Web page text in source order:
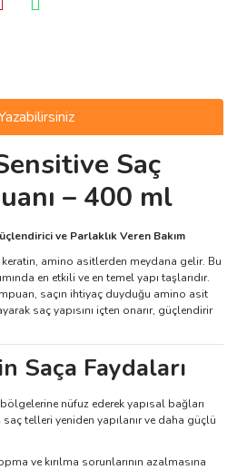
Saç
– 400 ml
ve Parlaklık Veren Bakım
keratin, amino asitlerden meydana gelir. Bu
en etkili ve en temel yapı taşlarıdır.
saçın ihtiyaç duyduğu amino asit
saç yapısını içten onarır, güçlendirir
Saça Faydaları
nüfuz ederek yapısal bağları
saç telleri yeniden yapılanır ve daha güçlü
ve kırılma sorunlarının azalmasına